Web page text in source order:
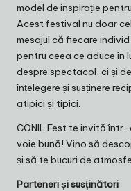
model de inspirație
Acest festival nu doar
mesajul că fiecare
pentru ceea ce aduce în
despre spectacol, ci și
înțelegere și susținere
atipici și tipici.
CONIL Fest te invită într-
voie bună! Vino să
și să te bucuri de
Parteneri și susținători